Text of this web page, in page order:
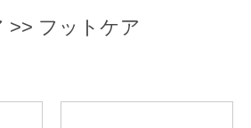
>> フットケア